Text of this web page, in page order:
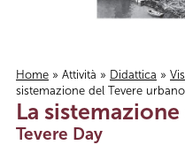
Tu sei qui
Home » Attività » Didattica »
sistemazione del Tevere urbano
La
Tevere Day